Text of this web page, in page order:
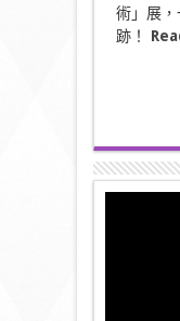
術」展
跡！